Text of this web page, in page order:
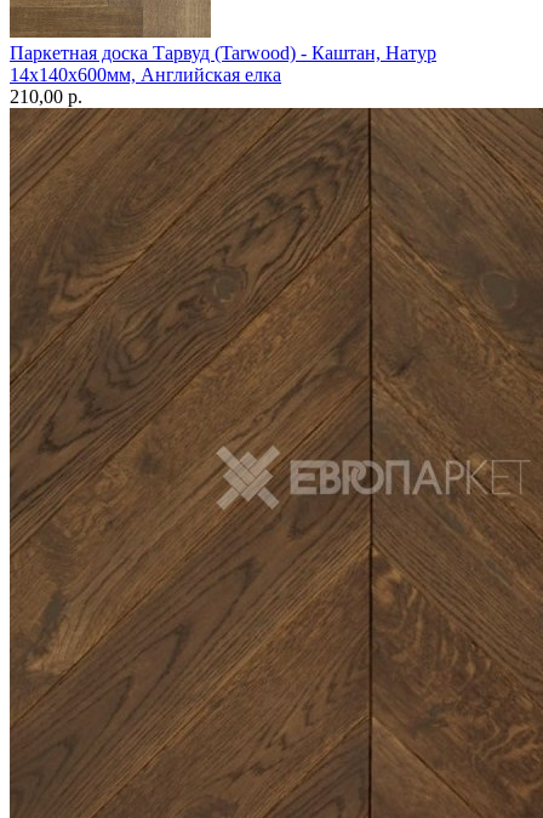
Паркетная доска Тарвуд (Tarwood) - Каштан, Натур
14х140х600мм, Английская елка
210,00 p.